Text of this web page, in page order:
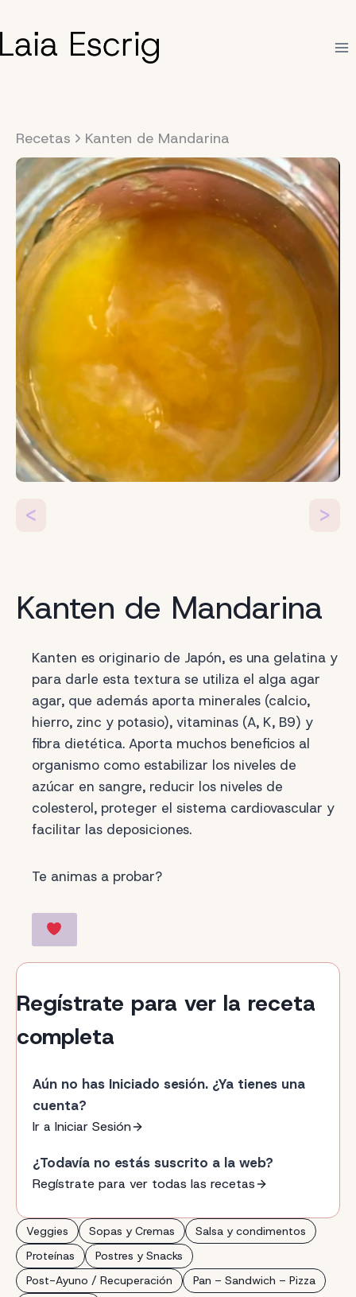
al
contenido
Veggies Sopas y Cremas
Salsa y condimentos
Proteínas
Postres y Snacks
Post-Ayuno / Recuperación
Pan – Sandwich – Pizza
Recetas Kanten de Mandarina
< >
Kanten de Mandarina
Kanten es originario de Japón, es una gelatina y
para darle esta textura se utiliza el alga agar
agar, que además aporta minerales (calcio,
hierro, zinc y potasio), vitaminas (A, K, B9) y
fibra dietética. Aporta muchos beneficios al
organismo como estabilizar los niveles de
azúcar en sangre, reducir los niveles de
colesterol, proteger el sistema cardiovascular y
facilitar las deposiciones.
Te animas a probar?
Regístrate para ver la receta
completa
Aún no has Iniciado sesión. ¿Ya tienes una
cuenta?
Ir a Iniciar Sesión
¿Todavía no estás suscrito a la web?
Regístrate para ver todas las recetas